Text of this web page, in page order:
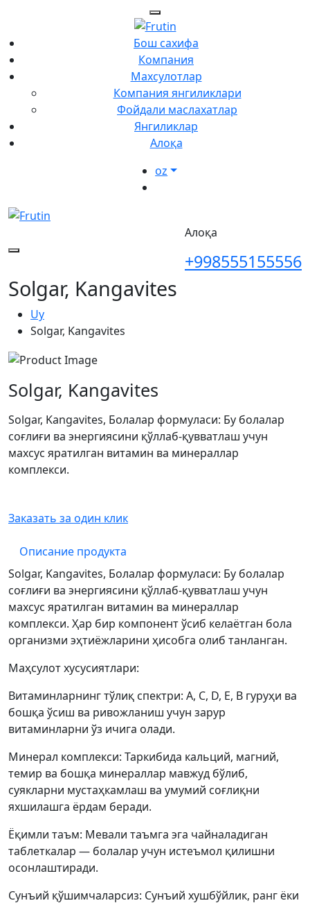
Бош сахифа
Компания
Махсулотлар
Компания янгиликлари
Фойдали маслахатлар
Янгиликлар
Алоқа
oz
Алоқа
+998555155556
Solgar, Kangavites
Uy
Solgar, Kangavites
Solgar, Kangavites
Solgar, Kangavites, Болалар формуласи: Бу болалар
соғлиғи ва энергиясини қўллаб-қувватлаш учун
махсус яратилган витамин ва минераллар
комплекси.
Заказать за один клик
Описание продукта
Solgar, Kangavites, Болалар формуласи: Бу болалар
соғлиғи ва энергиясини қўллаб-қувватлаш учун
махсус яратилган витамин ва минераллар
комплекси. Ҳар бир компонент ўсиб келаётган бола
организми эҳтиёжларини ҳисобга олиб танланган.
Маҳсулот хусусиятлари:
Витаминларнинг тўлиқ спектри: A, C, D, E, B гуруҳи ва
бошқа ўсиш ва ривожланиш учун зарур
витаминларни ўз ичига олади.
Минерал комплекси: Таркибида кальций, магний,
темир ва бошқа минераллар мавжуд бўлиб,
суякларни мустаҳкамлаш ва умумий соғлиқни
яхшилашга ёрдам беради.
Ёқимли таъм: Мевали таъмга эга чайналадиган
таблеткалар — болалар учун истеъмол қилишни
осонлаштиради.
Сунъий қўшимчаларсиз: Сунъий хушбўйлик, ранг ёки